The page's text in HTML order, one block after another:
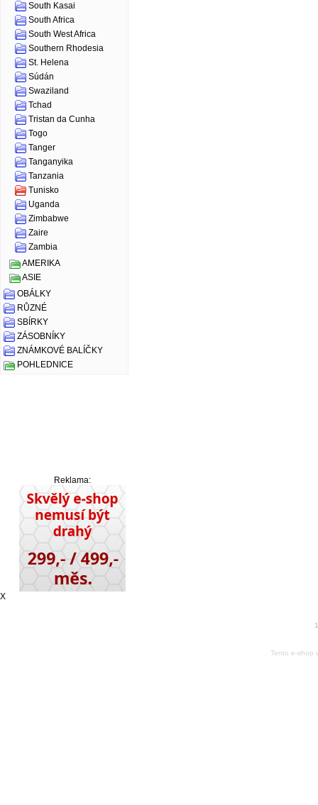
South Kasai
South Africa
South West Africa
Southern Rhodesia
St. Helena
Súdán
Swaziland
Tchad
Tristan da Cunha
Togo
Tanger
Tanganyika
Tanzania
Tunisko
Uganda
Zimbabwe
Zaire
Zambia
AMERIKA
ASIE
OBÁLKY
RŮZNÉ
SBÍRKY
ZÁSOBNÍKY
ZNÁMKOVÉ BALÍČKY
POHLEDNICE
Reklama:
X
Tento e-shop